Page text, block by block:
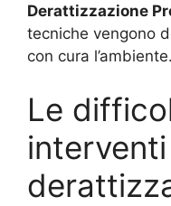
Derattizzazione
tecniche vengono
con cura l’ambiente.
Le